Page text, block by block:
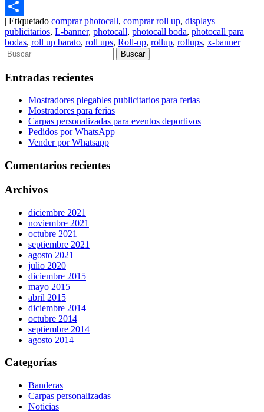
Email
Compartir
| Etiquetado comprar photocall, comprar roll up, displays
publicitarios, L-banner, photocall, photocall boda, photocall para
bodas, roll up barato, roll ups, Roll-up, rollup, rollups, x-banner
Entradas recientes
Mostradores plegables publicitarios para ferias
Mostradores para ferias
Carpas personalizadas para eventos deportivos
Pedidos por WhatsApp
Vender por Whatsapp
Comentarios recientes
Archivos
diciembre 2021
noviembre 2021
octubre 2021
septiembre 2021
agosto 2021
julio 2020
diciembre 2015
mayo 2015
abril 2015
diciembre 2014
octubre 2014
septiembre 2014
agosto 2014
Categorías
Banderas
Carpas personalizadas
Noticias